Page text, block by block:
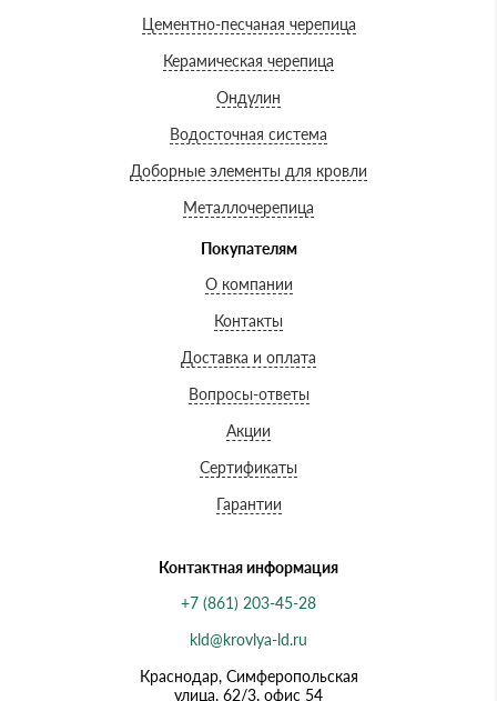
Цементно-песчаная черепица
Керамическая черепица
Ондулин
Водосточная система
Доборные элементы для кровли
Металлочерепица
Покупателям
О компании
Контакты
Доставка и оплата
Вопросы-ответы
Акции
Сертификаты
Гарантии
Контактная информация
+7 (861) 203-45-28
kld@krovlya-ld.ru
Краснодар, Симферопольская
улица, 62/3, офис 54